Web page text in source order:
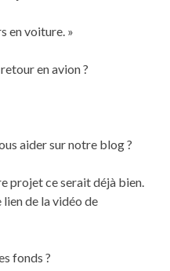
en voiture. »
en avion ?
aider sur notre blog ?
projet ce serait déjà bien.
de la vidéo de
fonds ?